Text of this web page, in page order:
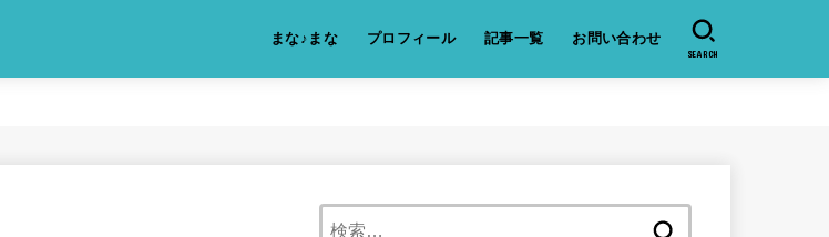
まな♪まな プロフィール 記事一覧 お問い合わせ
SEARCH